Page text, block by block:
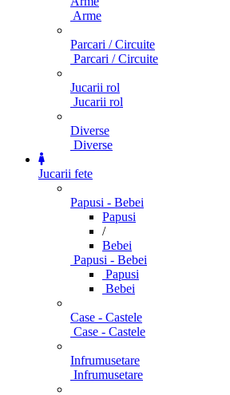
Arme
Parcari / Circuite
Parcari / Circuite
Jucarii rol
Jucarii rol
Diverse
Diverse
Jucarii fete
Papusi - Bebei
Papusi
/
Bebei
Papusi - Bebei
Papusi
Bebei
Case - Castele
Case - Castele
Infrumusetare
Infrumusetare